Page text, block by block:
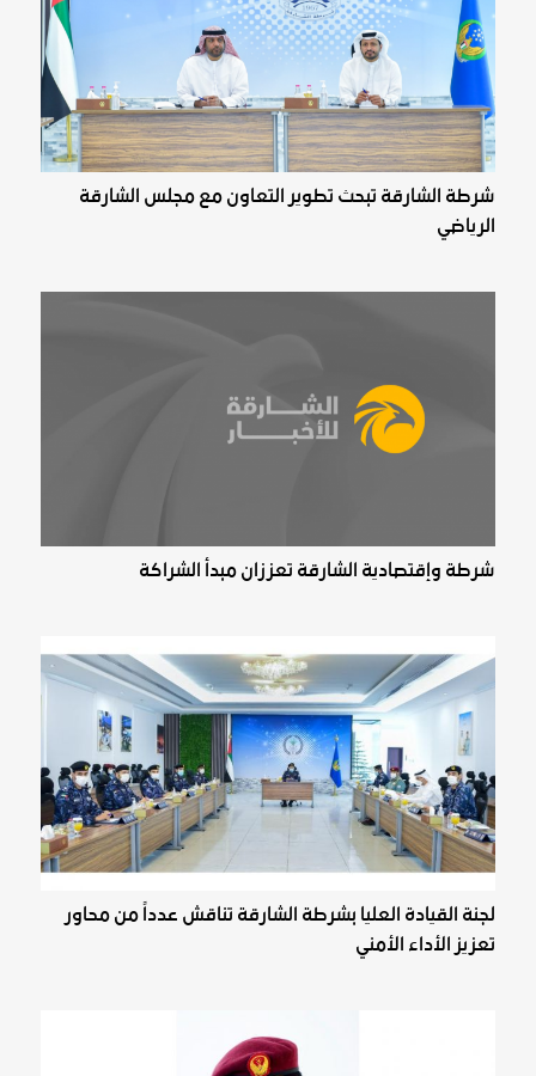
شرطة الشارقة تبحث تطوير التعاون مع مجلس الشارقة
الرياضي
شرطة وإقتصادية ‏الشارقة تعززان مبدأ الشراكة
لجنة القيادة العليا بشرطة الشارقة تناقش عدداً من محاور
تعزيز الأداء الأمني